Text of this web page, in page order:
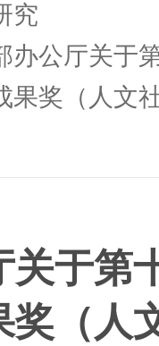
究
办公厅关于
果奖（人文
关于第
奖（人